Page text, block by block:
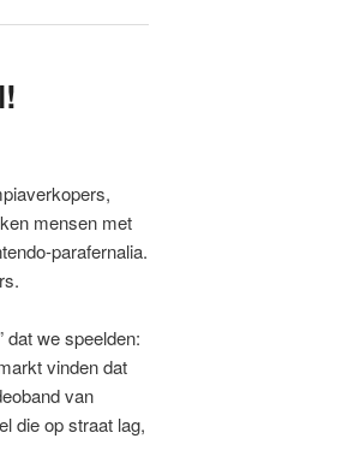
mensen met
parafernalia.
dat we speelden:
vinden dat
van
die op straat lag,